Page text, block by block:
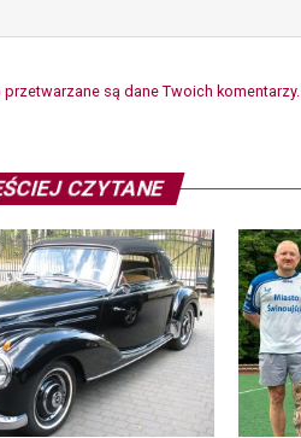
są dane Twoich komentarzy.
CZYTANE